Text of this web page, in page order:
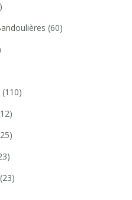
(60)
(110)
(23)